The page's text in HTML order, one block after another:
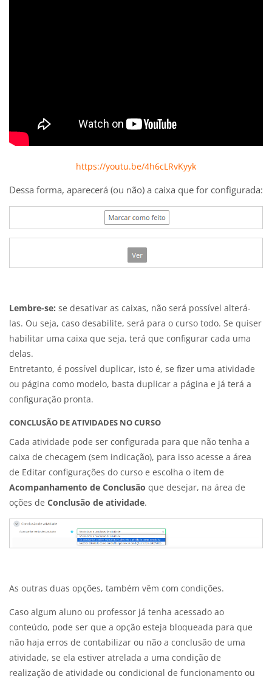
https://youtu.be/4h6cLRvKyyk
Dessa forma, aparecerá (ou não) a caixa que for configurada:
Lembre-se: se desativar as caixas, não será possível alterá-
las. Ou seja, caso desabilite, será para o curso todo. Se quiser
habilitar uma caixa que seja, terá que configurar cada uma
delas.
Entretanto, é possível duplicar, isto é, se fizer uma atividade
ou página como modelo, basta duplicar a página e já terá a
configuração pronta.
CONCLUSÃO DE ATIVIDADES NO CURSO
Cada atividade pode ser configurada para que não tenha a
caixa de checagem (sem indicação), para isso acesse a área
de Editar configurações do curso e escolha o item de
Acompanhamento de Conclusão que desejar, na área de
oções de Conclusão de atividade.
As outras duas opções, também vêm com condições.
Caso algum aluno ou professor já tenha acessado ao
conteúdo, pode ser que a opção esteja bloqueada para que
não haja erros de contabilizar ou não a conclusão de uma
atividade, se ela estiver atrelada a uma condição de
realização de atividade ou condicional de funcionamento ou